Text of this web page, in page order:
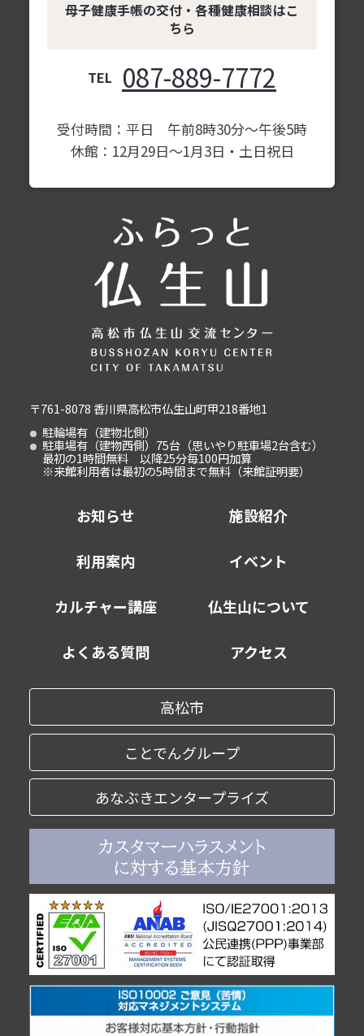
母子健康手帳の交付・各種健康相談はこ
ちら
TEL 087-889-7772
受付時間：平日 午前8時30分～午後5時
休館：12月29日～1月3日・土日祝日
〒761-8078 香川県高松市仏生山町甲218番地1
駐輪場有（建物北側）
駐車場有（建物西側）75台（思いやり駐車場2台含む）
最初の1時間無料 以降25分毎100円加算
※来館利用者は最初の5時間まで無料（来館証明要）
お知らせ 施設紹介
利用案内 イベント
カルチャー講座 仏生山について
よくある質問 アクセス
高松市
ことでんグループ
あなぶきエンタープライズ